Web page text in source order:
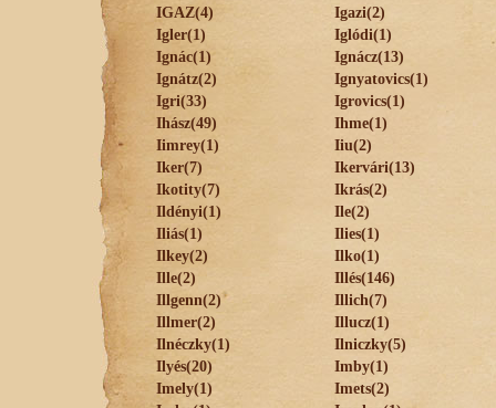
IGAZ(4)
Igazi(2)
Igler(1)
Iglódi(1)
Ignác(1)
Ignácz(13)
Ignátz(2)
Ignyatovics(1)
Igri(33)
Igrovics(1)
Ihász(49)
Ihme(1)
Iimrey(1)
Iiu(2)
Iker(7)
Ikervári(13)
Ikotity(7)
Ikrás(2)
Ildényi(1)
Ile(2)
Iliás(1)
Ilies(1)
Ilkey(2)
Ilko(1)
Ille(2)
Illés(146)
Illgenn(2)
Illich(7)
Illmer(2)
Illucz(1)
Ilnéczky(1)
Ilniczky(5)
Ilyés(20)
Imby(1)
Imely(1)
Imets(2)